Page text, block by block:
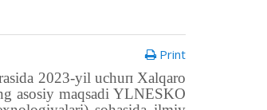
Print
2023-yil uсhuп Xalqaro
asosiy maqsadi YLNESKO